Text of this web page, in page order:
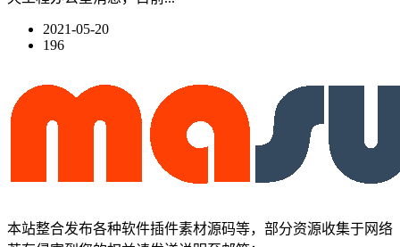
2021-05-20
196
本站整合发布各种软件插件素材源码等，部分资源收集于网络